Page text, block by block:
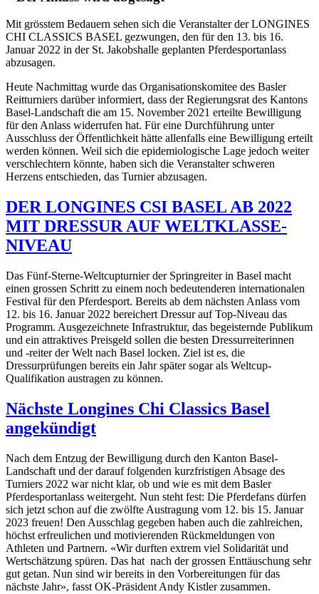
Mit grösstem Bedauern sehen sich die Veranstalter der LONGINES
CHI CLASSICS BASEL gezwungen, den für den 13. bis 16.
Januar 2022 in der St. Jakobshalle geplanten Pferdesportanlass
abzusagen.
Heute Nachmittag wurde das Organisationskomitee des Basler
Reitturniers darüber informiert, dass der Regierungsrat des Kantons
Basel-Landschaft die am 15. November 2021 erteilte Bewilligung
für den Anlass widerrufen hat. Für eine Durchführung unter
Ausschluss der Öffentlichkeit hätte allenfalls eine Bewilligung erteilt
werden können. Weil sich die epidemiologische Lage jedoch weiter
verschlechtern könnte, haben sich die Veranstalter schweren
Herzens entschieden, das Turnier abzusagen.
DER LONGINES CSI BASEL AB 2022
MIT DRESSUR AUF WELTKLASSE-
NIVEAU
Das Fünf-Sterne-Weltcupturnier der Springreiter in Basel macht
einen grossen Schritt zu einem noch bedeutenderen internationalen
Festival für den Pferdesport. Bereits ab dem nächsten Anlass vom
12. bis 16. Januar 2022 bereichert Dressur auf Top-Niveau das
Programm. Ausgezeichnete Infrastruktur, das begeisternde Publikum
und ein attraktives Preisgeld sollen die besten Dressurreiterinnen
und -reiter der Welt nach Basel locken. Ziel ist es, die
Dressurprüfungen bereits ein Jahr später sogar als Weltcup-
Qualifikation austragen zu können.
Nächste Longines Chi Classics Basel
angekündigt
Nach dem Entzug der Bewilligung durch den Kanton Basel-
Landschaft und der darauf folgenden kurzfristigen Absage des
Turniers 2022 war nicht klar, ob und wie es mit dem Basler
Pferdesportanlass weitergeht. Nun steht fest: Die Pferdefans dürfen
sich jetzt schon auf die zwölfte Austragung vom 12. bis 15. Januar
2023 freuen! Den Ausschlag gegeben haben auch die zahlreichen,
höchst erfreulichen und motivierenden Rückmeldungen von
Athleten und Partnern. «Wir durften extrem viel Solidarität und
Wertschätzung spüren. Das hat nach der grossen Enttäuschung sehr
gut getan. Nun sind wir bereits in den Vorbereitungen für das
nächste Jahr», fasst OK-Präsident Andy Kistler zusammen.